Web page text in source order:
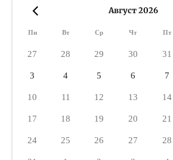
Август 2026
Пн Вт Ср Чт Пт
27 28 29 30 31
3 4 5 6 7
10 11 12 13 14
17 18 19 20 21
24 25 26 27 28